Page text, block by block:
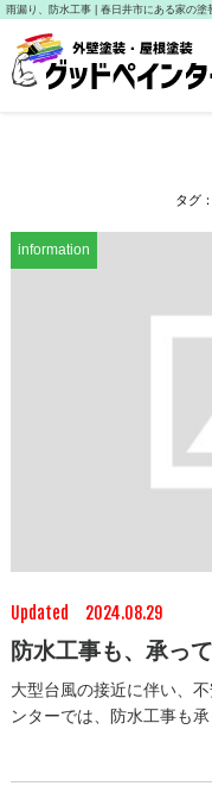
雨漏り、防水工事 | 春日井市にある家の
タグ：
information
Updated 2024.08.29
防水工事も、承っ
大型台風の接近に伴い、
ンターでは、防水工事も